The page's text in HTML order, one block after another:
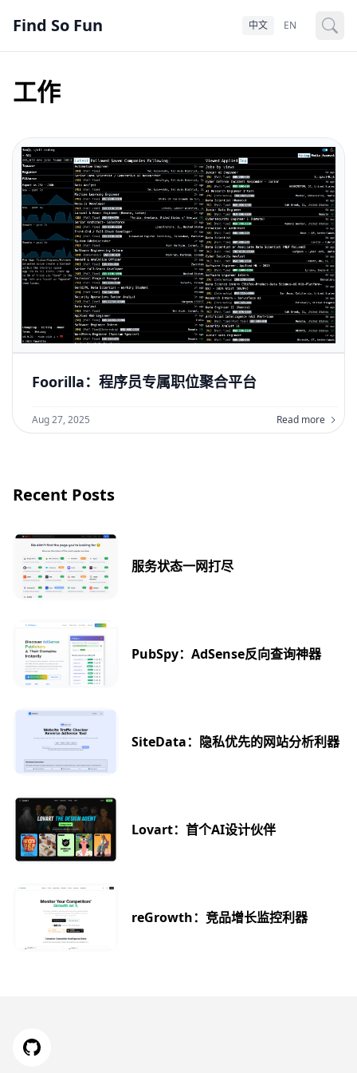
Find So Fun 中文 EN
工作
Foorilla：程序员专属职位聚合平台
Aug 27, 2025 Read more
Recent Posts
服务状态一网打尽
PubSpy：AdSense反向查询神器
SiteData：隐私优先的网站分析利器
Lovart：首个AI设计伙伴
reGrowth：竞品增长监控利器